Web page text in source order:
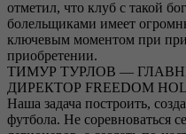
отметил, что клуб с такой
болельщиками имеет
ключевым моментом при
приобретении.
ТИМУР ТУРЛОВ —
ДИРЕКТОР FREEDOM
Наша задача построить,
футбола. Не соревноваться